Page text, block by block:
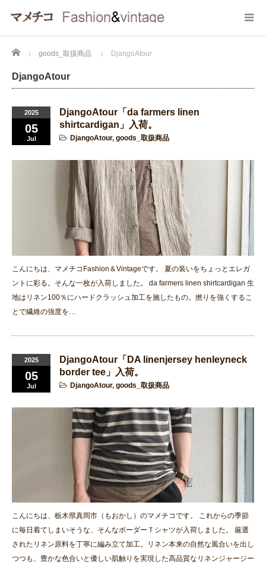
Home goods_取扱商品 DjangoAtour
DjangoAtour
2025
05
Jul
DjangoAtour「da farmers linen
shirtcardigan」入荷。
DjangoAtour, goods_取扱商品
こんにちは、マメチコFashion＆Vintageです。 夏の装いをちょっとエレガ
ントに彩る。そんな一枚が入荷しました。 da farmers linen shirtcardigan 生
地はリネン100％にハードクラッシュ加工を施したもの。撚りを強くするこ
とで繊維の強度を…
2025
05
Jul
DjangoAtour「DA linenjersey henleyneck
border tee」入荷。
DjangoAtour, goods_取扱商品
こんにちは、栃木県真岡市（もおかし）のマメチコです。 これからの季節
に毎日着てしまいそうな、そんなボーダーＴシャツが入荷しました。 厳選
されたリネン原料を丁寧に編み立て加工。リネン本来の自然な風合いを出し
つつも、豊かな色合いと優しい肌触りを実現した高品質なリネンジャージー